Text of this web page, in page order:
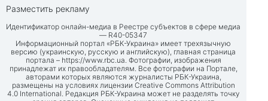
Разместить рекламу
Идентификатор онлайн-медиа в Реестре субъектов в сфере медиа
— R40-05347
Информационный портал «РБК-Украина» имеет трехязычную
версию (украинскую, русскую и английскую), главная страница
портала – https://www.rbc.ua. Фотографии, изображения
принадлежат их правообладателям. Все фотографии на Портале,
авторами которых являются журналисты РБК-Украина,
размещены на условиях лицензии Creative Commons Attribution
4.0 International. Редакция РБК-Украина может не разделять точку